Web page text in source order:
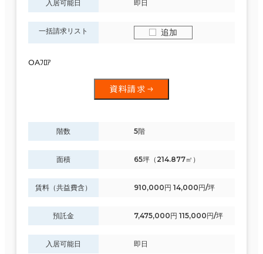
入居可能日 即日
一括請求リスト 追加
OAﾌﾛｱ
資料請求
階数 5階
面積 65坪（214.877㎡）
賃料（共益費含） 910,000円 14,000円/坪
預託金 7,475,000円 115,000円/坪
入居可能日 即日